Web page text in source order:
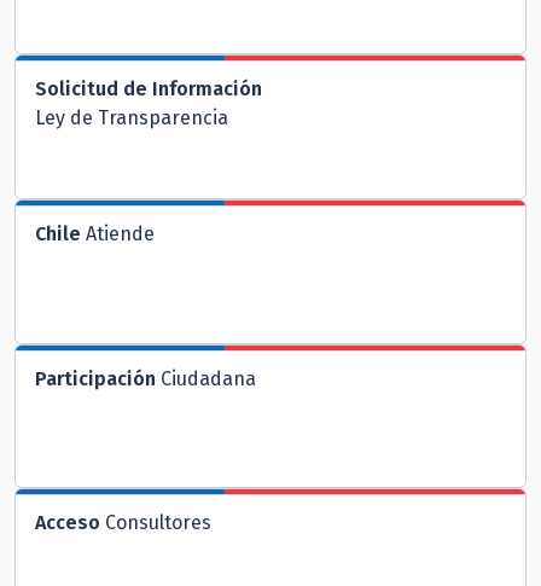
Solicitud de Información
Ley de Transparencia
Chile Atiende
Participación Ciudadana
Acceso Consultores